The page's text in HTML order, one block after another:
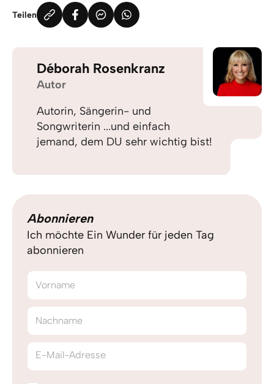
Teilen
Déborah Rosenkranz
Autor
Autorin, Sängerin- und
Songwriterin ...und einfach
jemand, dem DU sehr wichtig bist!
Abonnieren
Ich möchte Ein Wunder für jeden Tag
abonnieren
Vorname
Nachname
E-Mail-Adresse